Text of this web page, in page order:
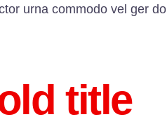
urna commodo vel ger
title